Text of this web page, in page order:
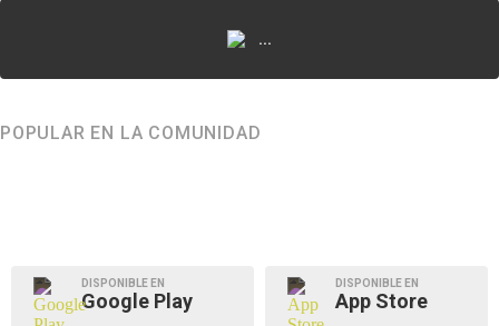
...
POPULAR EN LA COMUNIDAD
DISPONIBLE EN
Google Play
DISPONIBLE EN
App Store